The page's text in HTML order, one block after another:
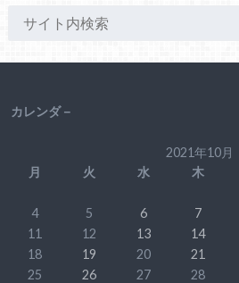
カレンダ－
2021年10月
月
火 水 木
4
5 6 7
11
12 13 14
18
19 20 21
25
26 27 28